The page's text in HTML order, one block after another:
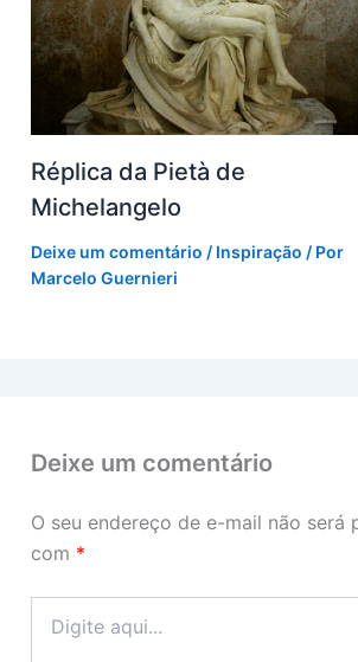
Réplica da Pietà de
Michelangelo
Deixe um comentário / Inspiração / Por
Marcelo Guernieri
Deixe um comentário
O seu endereço de e-mail não será
com *
aqui...